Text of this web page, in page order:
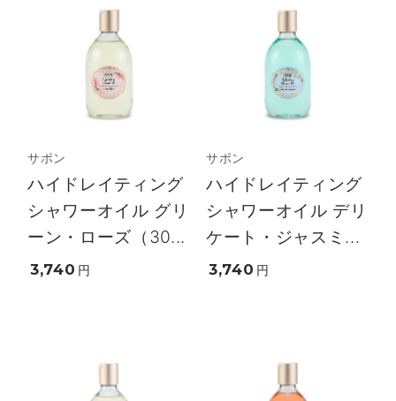
サボン
ハイドレイティング
シャワーオイル グリ
ーン・ローズ（30...
3,740 円
サボン
ハイドレイティング
シャワーオイル デリ
ケート・ジャスミ...
3,740 円